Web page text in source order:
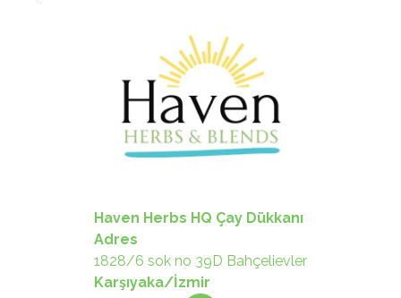
Haven Herbs HQ Çay Dükkanı
Adres
1828/6 sok no 39D Bahçelievler
Karşıyaka/İzmir